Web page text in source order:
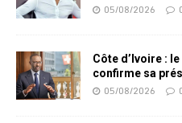
05/08/2026
Côte d’Ivoire :
confirme sa
05/08/2026